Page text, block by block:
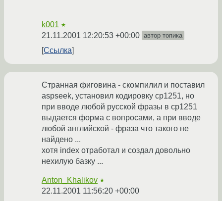
k001 ★
21.11.2001 12:20:53 +00:00 автор топика
Ссылка
Странная фиговина - скомпилил и поставил
aspseek, установил кодировку cp1251, но
при вводе любой русской фразы в cp1251
выдается форма с вопросами, а при вводе
любой английской - фраза что такого не
найдено ...
хотя index отработал и создал довольно
нехилую базку ...
Anton_Khalikov ★
22.11.2001 11:56:20 +00:00